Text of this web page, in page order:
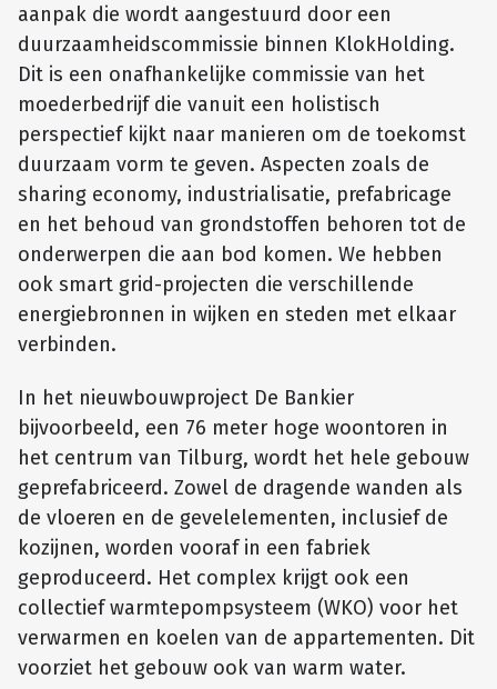
aanpak die wordt aangestuurd door een
duurzaamheidscommissie binnen KlokHolding.
Dit is een onafhankelijke commissie van het
moederbedrijf die vanuit een holistisch
perspectief kijkt naar manieren om de toekomst
duurzaam vorm te geven. Aspecten zoals de
sharing economy, industrialisatie, prefabricage
en het behoud van grondstoffen behoren tot de
onderwerpen die aan bod komen. We hebben
ook smart grid-projecten die verschillende
energiebronnen in wijken en steden met elkaar
verbinden.
In het nieuwbouwproject De Bankier
bijvoorbeeld, een 76 meter hoge woontoren in
het centrum van Tilburg, wordt het hele gebouw
geprefabriceerd. Zowel de dragende wanden als
de vloeren en de gevelelementen, inclusief de
kozijnen, worden vooraf in een fabriek
geproduceerd. Het complex krijgt ook een
collectief warmtepompsysteem (WKO) voor het
verwarmen en koelen van de appartementen. Dit
voorziet het gebouw ook van warm water.